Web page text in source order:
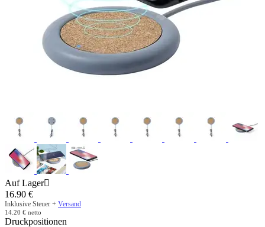
Auf Lager
16.90 €
Inklusive Steuer + Versand
14.20 € netto
Druckpositionen